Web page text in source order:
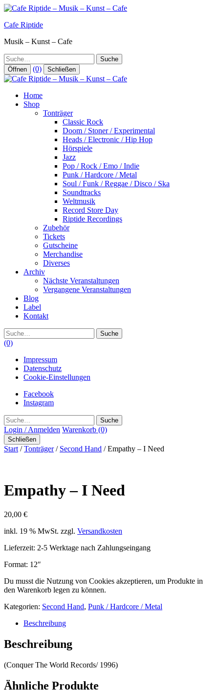
Zum
springen
Cafe Riptide
Musik – Kunst – Cafe
Suche
Öffnen (0) Schließen
Home
Shop
Tonträger
Classic Rock
Doom / Stoner / Experimental
Heads / Electronic / Hip Hop
Hörspiele
Jazz
Pop / Rock / Emo / Indie
Punk / Hardcore / Metal
Soul / Funk / Reggae / Disco / Ska
Soundtracks
Weltmusik
Record Store Day
Riptide Recordings
Zubehör
Tickets
Gutscheine
Merchandise
Diverses
Archiv
Nächste Veranstaltungen
Vergangene Veranstaltungen
Blog
Label
Kontakt
Suche
(0)
Impressum
Datenschutz
Cookie-Einstellungen
Facebook
Instagram
Suche
Login / Anmelden Warenkorb (0)
Schließen
Start /Tonträger/ Second Hand / Empathy – I Need
Empathy – I Need
20,00 €
inkl. 19 % MwSt. zzgl. Versandkosten
Lieferzeit: 2-5 Werktage nach Zahlungseingang
Format: 12″
Du musst die Nutzung von Cookies akzeptieren, um Produkte in
den Warenkorb legen zu können.
Kategorien: Second Hand, Punk / Hardcore / Metal
Beschreibung
Beschreibung
(Conquer The World Records/ 1996)
Ähnliche Produkte